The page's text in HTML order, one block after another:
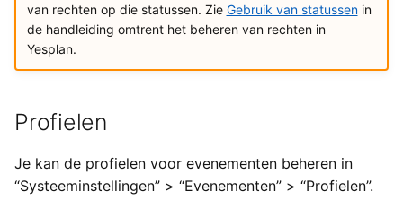
van rechten op die statussen. Zie Gebruik van statussenin
de handleiding omtrent het beheren van rechten in
Yesplan.
Profielen
Je kan de profielen voor evenementen beheren in
“Systeeminstellingen” > “Evenementen” > “Profielen”.